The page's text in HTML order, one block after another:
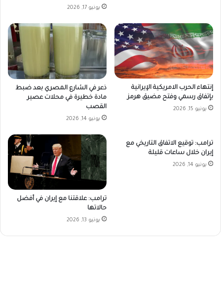
يونيو 17, 2026
إنتهاء الحرب الامريكية الإيرانية
بإتفاق رسمي وفتح مضيق هرمز
يونيو 15, 2026
ذعر في الشارع المصري بعد ضبط
مادة خطيرة في محلات عصير
القصب
يونيو 14, 2026
ترامب: توقيع الاتفاق التاريخي مع
إيران خلال ساعات قليلة
يونيو 14, 2026
ترامب: علاقتنا مع إيران في أفضل
حالاتها
يونيو 13, 2026